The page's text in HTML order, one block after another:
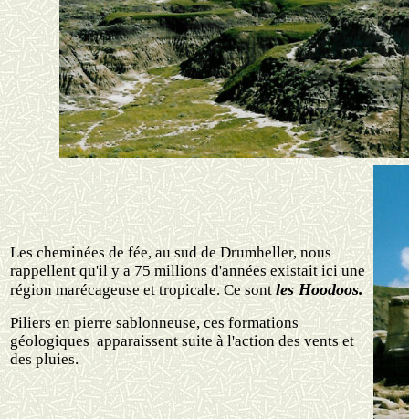
Les cheminées de fée, au sud de Drumheller, nous
rappellent qu'il y a 75 millions d'années existait ici une
région marécageuse et tropicale. Ce sontlesHoodoos.
Piliers en pierre sablonneuse, ces formations
géologiques apparaissent suite à l'action des vents et
des pluies.